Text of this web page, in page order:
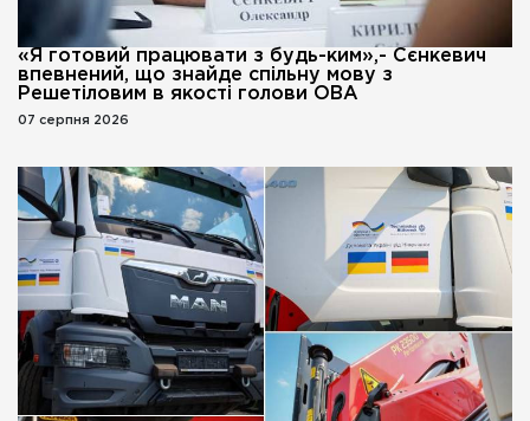
«Я готовий працювати з будь-ким»,- Сєнкевич
впевнений, що знайде спільну мову з
Решетіловим в якості голови ОВА
07 серпня 2026